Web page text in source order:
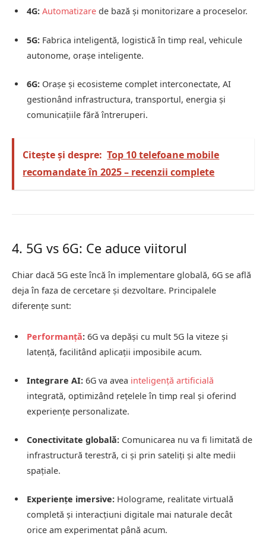
4G: Automatizare de bază și monitorizare a proceselor.
5G: Fabrica inteligentă, logistică în timp real, vehicule
autonome, orașe inteligente.
6G: Orașe și ecosisteme complet interconectate, AI
gestionând infrastructura, transportul, energia și
comunicațiile fără întreruperi.
Citește și despre: Top 10 telefoane mobile
recomandate în 2025 – recenzii complete
4. 5G vs 6G: Ce aduce viitorul
Chiar dacă 5G este încă în implementare globală, 6G se află
deja în faza de cercetare și dezvoltare. Principalele
diferențe sunt:
Performanță: 6G va depăși cu mult 5G la viteze și
latență, facilitând aplicații imposibile acum.
Integrare AI: 6G va avea inteligență artificială
integrată, optimizând rețelele în timp real și oferind
experiențe personalizate.
Conectivitate globală: Comunicarea nu va fi limitată de
infrastructură terestră, ci și prin sateliți și alte medii
spațiale.
Experiențe imersive: Holograme, realitate virtuală
completă și interacțiuni digitale mai naturale decât
orice am experimentat până acum.